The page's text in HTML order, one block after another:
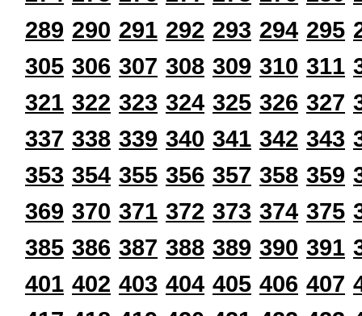
289 290 291 292 293 294 295
305 306 307 308 309 310 311
321 322 323 324 325 326 327
337 338 339 340 341 342 343
353 354 355 356 357 358 359
369 370 371 372 373 374 375
385 386 387 388 389 390 391
401 402 403 404 405 406 407